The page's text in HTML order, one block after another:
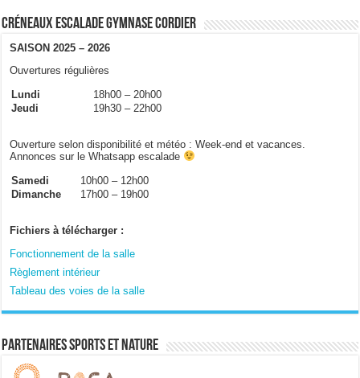
Créneaux escalade gymnase Cordier
SAISON 2025 – 2026
Ouvertures régulières
Lundi
18h00 – 20h00
Jeudi
19h30 – 22h00
Ouverture selon disponibilité et météo : Week-end et vacances.
Annonces sur le Whatsapp escalade
Samedi
10h00 – 12h00
Dimanche
17h00 – 19h00
Fichiers à télécharger :
Fonctionnement de la salle
Règlement intérieur
Tableau des voies de la salle
Partenaires sports et nature